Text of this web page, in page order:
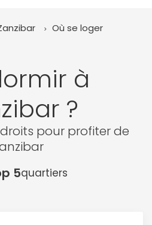
Où se loger
à
?
pour profiter de
5quartiers
Octobre